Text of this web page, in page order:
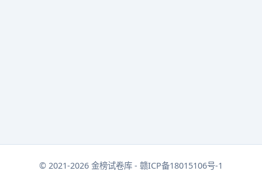
© 2021-2026 金榜试卷库 - 赣ICP备18015106号-1